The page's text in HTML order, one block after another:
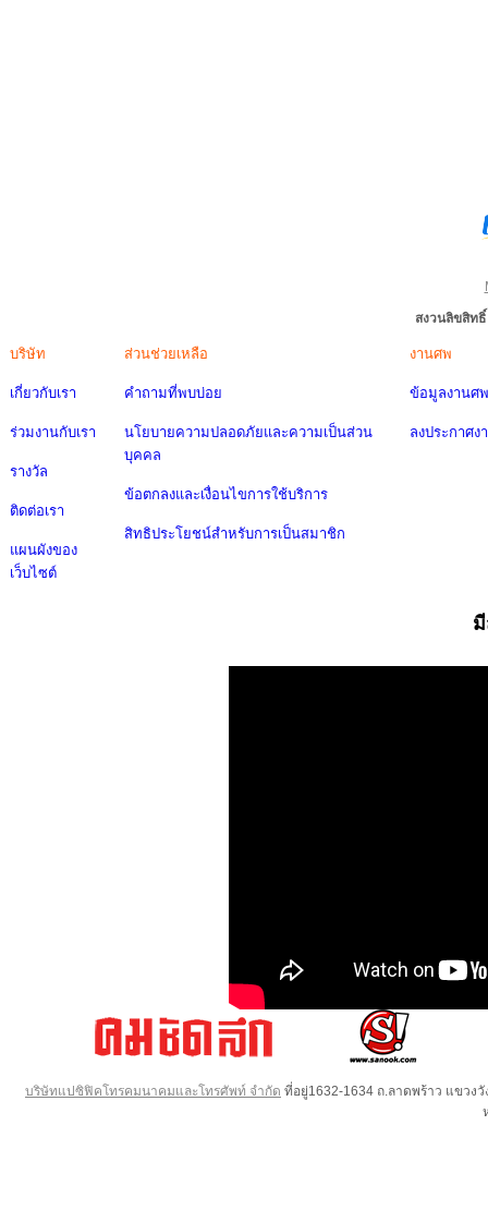
สงวนลิขสิท
บริษัท
เกี่ยวกับเรา
ร่วมงานกับเรา
รางวัล
ติดต่อเรา
แผนผังของ
เว็บไซต์
ส่วนช่วยเหลือ
คำถามที่พบบ่อย
นโยบายความปลอดภัยและความเป็นส่วน
บุคคล
ข้อตกลงและเงื่อนไขการใช้บริการ
สิทธิประโยชน์สำหรับการเป็นสมาชิก
งานศพ
ข้อมูลงานศพ
ลงประกาศง
บริษัทแปซิฟิคโทรคมนาคมและโทรศัพท์ จำกัด ที่อยู่1632-1634 ถ.ลาดพร้าว แขวง